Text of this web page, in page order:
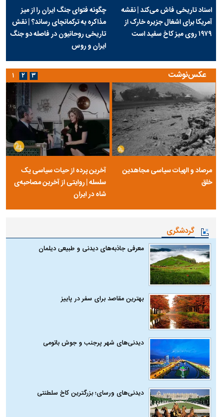
اسناد تاریخی فاش می‌کند | نقشه
آمریکا برای اشغال جزیره خارک از
۱۹۷۹ روی میز کاخ سفید است
چگونه فتوای جنگ ایران را از میز
مذاکره به ترکمانچای رساند؟ | نقش
تاریخی روحانیون در فاصله دو جنگ
ایران و روس
عکس‌نوشت
مرصاد و الهیات سیاسی مجاهدین
خلق
آخرین پرده از حیات سیاسی یک
سلسله | روایتی از آخرین مصاحبه‌ی
شاه در ایران
۱ ۲ ۳
گردشگری
معرفی جاذبه‌های دیدنی و طبیعی دیلمان
بهترین مقاصد برای سفر در پاییز
دیدنی‌های شهر پرجنب و جوش باتومی
دیدنی‌های ورسای؛ بزرگترین کاخ سلطنتی